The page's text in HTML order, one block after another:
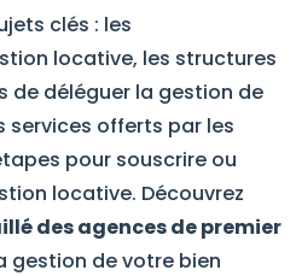
clés : les
locative, les structures
de déléguer la gestion de
services offerts par les
pour souscrire ou
locative. Découvrez
des agences de premier
gestion de votre bien